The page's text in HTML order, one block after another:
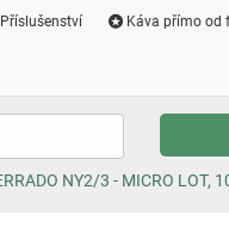
Příslušenství Káva přímo od
NY2/3 - MICRO LOT,